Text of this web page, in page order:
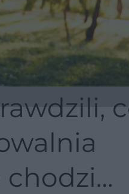
chodzi